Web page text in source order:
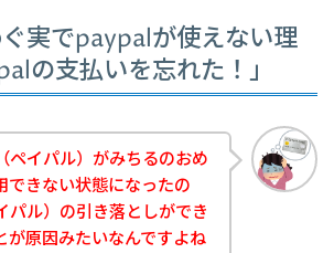
実でpaypalが使えない理
の支払いを忘れた！」
ペイパル）がみちるのおめ
できない状態になったの
パル）の引き落としができ
が原因みたいなんですよね